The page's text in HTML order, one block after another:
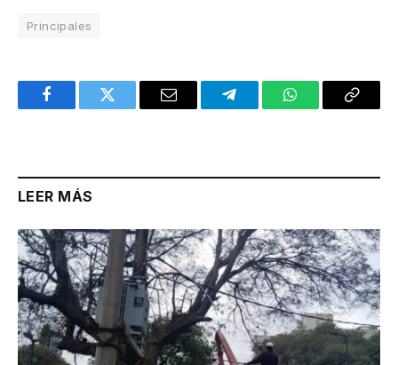
Principales
FacebookTwitter Email TelegramWhatsAppCopy
LEER MÁS